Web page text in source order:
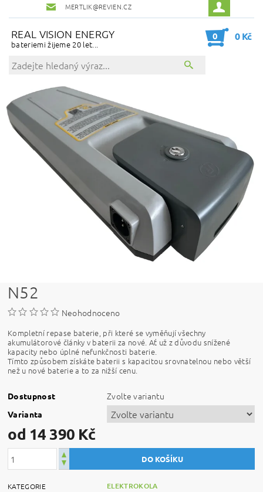
MERTLIK@REVIEN.CZ
REAL VISION ENERGY
bateriemi žijeme 20 let...
0 0 Kč
N52
Neohodnoceno
Kompletní repase baterie, při které se vyměňují všechny
akumulátorové články v baterii za nové. Ať už z důvodu snížené
kapacity nebo úplné nefunkčnosti baterie.
Tímto způsobem získáte baterii s kapacitou srovnatelnou nebo větší
než u nové baterie a to za nižší cenu.
Dostupnost Zvolte variantu
Varianta
od 14 390 Kč
KATEGORIE ELEKTROKOLA